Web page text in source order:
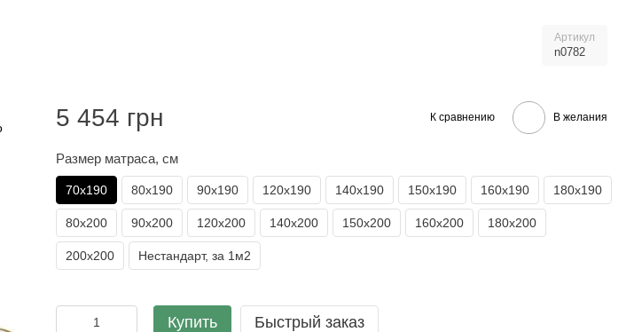
Артикул
n0782
5 454 грн К сравнению В желания
Размер матраса, см
70х190 80х190 90х190 120х190 140х190 150х190 160х190 180х190
80х200 90х200 120х200 140х200 150х200 160х200 180х200
200х200 Нестандарт, за 1м2
Купить Быстрый заказ